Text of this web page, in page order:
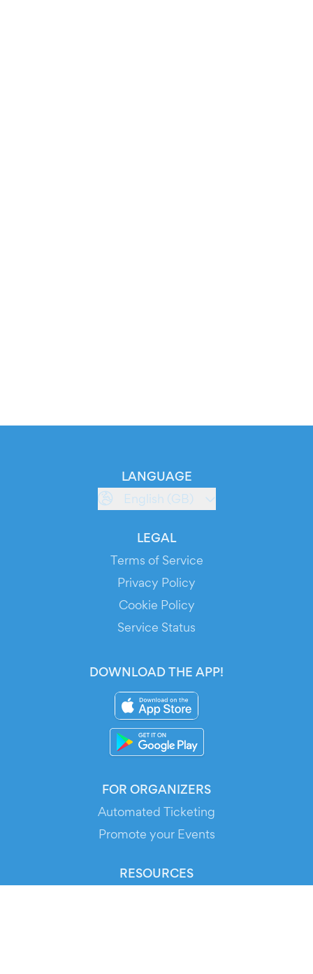
FOR ORGANIZERS
Automated Ticketing
Promote your Events
RESOURCES
LANGUAGE
English (GB)
LEGAL
Terms of Service
Privacy Policy
Cookie Policy
Service Status
DOWNLOAD THE APP!